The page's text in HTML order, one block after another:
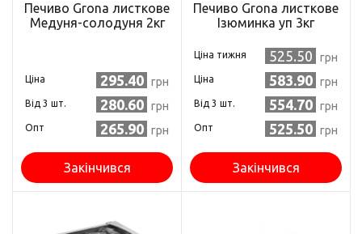
Печиво Grona листкове
Медуня-солодуня 2кг
Ціна 295.40 грн
Від 3 шт. 280.60 грн
Опт 265.90 грн
Закінчився
Печиво Grona листкове
Ізюминка уп 3кг
Ціна тижня 525.50 грн
Ціна 583.90 грн
Від 3 шт. 554.70 грн
Опт 525.50 грн
Закінчився